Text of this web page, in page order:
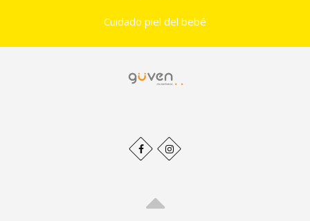
Cuidado piel del bebé